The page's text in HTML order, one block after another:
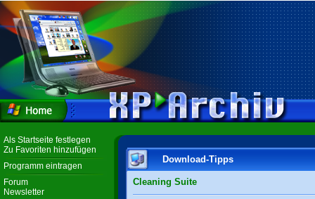
Als Startseite festlegen
Zu Favoriten hinzufügen
Programm eintragen
Forum
Newsletter
Download-Tipps
Cleaning Suite